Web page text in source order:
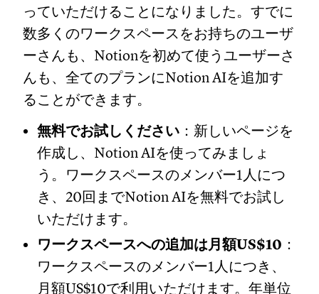
っていただけることになりました。すでに
数多くのワークスペースをお持ちのユーザ
ーさんも、Notionを初めて使うユーザーさ
んも、全てのプランにNotion AIを追加す
ることができます。
無料でお試しください ：新しいページを
作成し、Notion AIを使ってみましょ
う。ワークスペースのメンバー1人につ
き、20回までNotion AIを無料でお試し
いただけます。
ワークスペースへの追加は月額US$10 ：
ワークスペースのメンバー1人につき、
月額US$10で利用いただけます。年単位